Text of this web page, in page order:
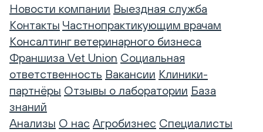
Новости компании Выездная служба
Контакты Частнопрактикующим врачам
Консалтинг ветеринарного бизнеса
Франшиза Vet Union Социальная
ответственность Вакансии Клиники-
партнёры Отзывы о лаборатории База
знаний
Анализы О нас Агробизнес Специалисты